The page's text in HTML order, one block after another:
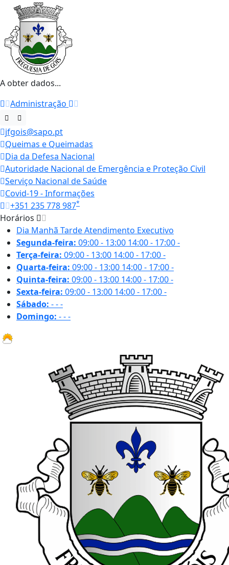
A obter dados...
Administração
jfgois@sapo.pt
Queimas e Queimadas
Dia da Defesa Nacional
Autoridade Nacional de Emergência e Proteção Civil
Serviço Nacional de Saúde
Covid-19 - Informações
+351 235 778 987*
Horários
Dia Manhã TardeAtendimento Executivo
Segunda-feira: 09:00 - 13:00 14:00 - 17:00-
Terça-feira: 09:00 - 13:00 14:00 - 17:00-
Quarta-feira: 09:00 - 13:00 14:00 - 17:00-
Quinta-feira: 09:00 - 13:00 14:00 - 17:00-
Sexta-feira: 09:00 - 13:00 14:00 - 17:00-
Sábado: ---
Domingo: ---